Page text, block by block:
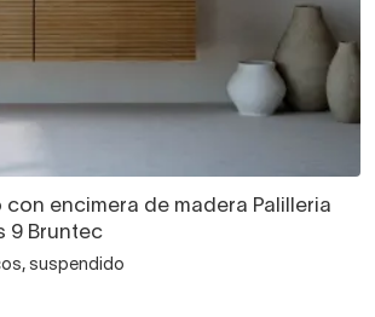
con encimera de madera Palilleria
9 Bruntec
suspendido